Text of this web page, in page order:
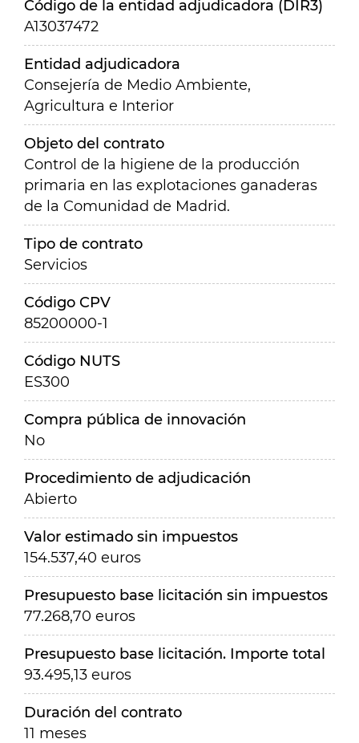
Código de la entidad adjudicadora (DIR3)
A13037472
Entidad adjudicadora
Consejería de Medio Ambiente,
Agricultura e Interior
Objeto del contrato
Control de la higiene de la producción
primaria en las explotaciones ganaderas
de la Comunidad de Madrid.
Tipo de contrato
Servicios
Código CPV
85200000-1
Código NUTS
ES300
Compra pública de innovación
No
Procedimiento de adjudicación
Abierto
Valor estimado sin impuestos
154.537,40 euros
Presupuesto base licitación sin impuestos
77.268,70 euros
Presupuesto base licitación. Importe total
93.495,13 euros
Duración del contrato
11 meses